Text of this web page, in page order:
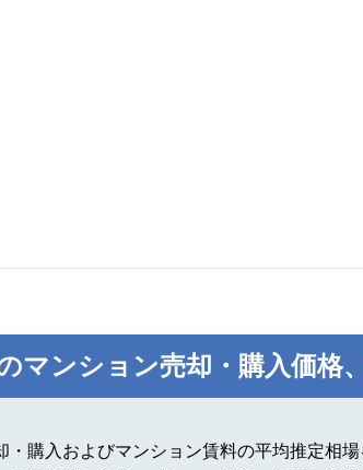
マンション売却・購入価格
購入およびマンション賃料の平均推定相